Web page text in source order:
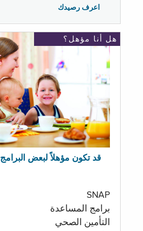
اعرف رصيدك
هل أنا مؤهل؟
قد تكون مؤهلاً لبعض البرامج
SNAP
برامج المساعدة
التأمين الصحي